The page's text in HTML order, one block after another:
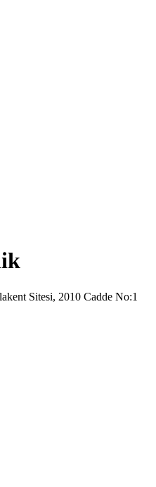
Sitesi, 2010 Cadde No:1